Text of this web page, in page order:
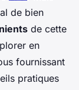
de bien
de cette
en
fournissant
pratiques